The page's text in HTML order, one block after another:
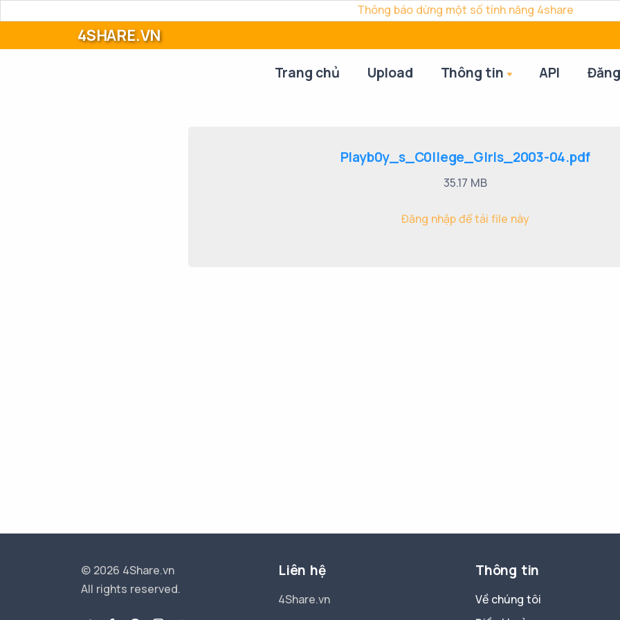
Thông báo dừng một số tính năng 4share
4SHARE.VN
Trang chủ Upload Thông tin API
Playb0y_s_C0llege_Glrls_2003-04.pdf
35.17 MB
Đăng nhập để tải file này
© 2026 4Share.vn
All rights reserved.
Liên hệ
4Share.vn
Thông tin
Về chúng tôi